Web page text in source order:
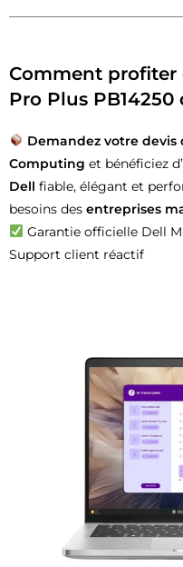
Comment profiter
Pro Plus PB14250
Demandez votre
Computing et bénéficiez
Dell fiable, élégant et
besoins des entreprises
Garantie officielle Dell
Support client réactif